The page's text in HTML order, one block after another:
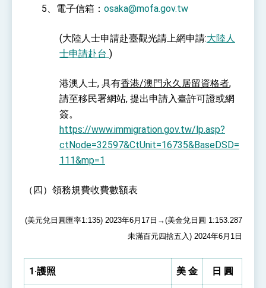
5、電子信箱： osaka@mofa.gov.tw
(大陸人士申請赴臺觀光請上網申請:大陸人
士申請赴台 )
港澳人士, 具有香港/澳門永久居留資格者,
請至移民署網站, 提出申請入臺許可證或網
簽。
https://www.immigration.gov.tw/lp.asp?
ctNode=32597&CtUnit=16735&BaseDSD=
111&mp=1
（四）領務規費收費數額表
(美元兌日圓匯率1:135) 2023年6月17日→(美金兌日圓 1:153.287
未滿百元四捨五入) 2024年6 月1 日
1·護照 美 金 日 圓